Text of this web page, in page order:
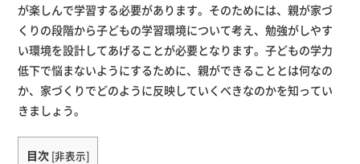
が楽しんで学習する必要があります。そのためには、親が家づ
くりの段階から子どもの学習環境について考え、勉強がしやす
い環境を設計してあげることが必要となります。子どもの学力
低下で悩まないようにするために、親ができることとは何なの
か、家づくりでどのように反映していくべきなのかを知ってい
きましょう。
目次 [非表示]